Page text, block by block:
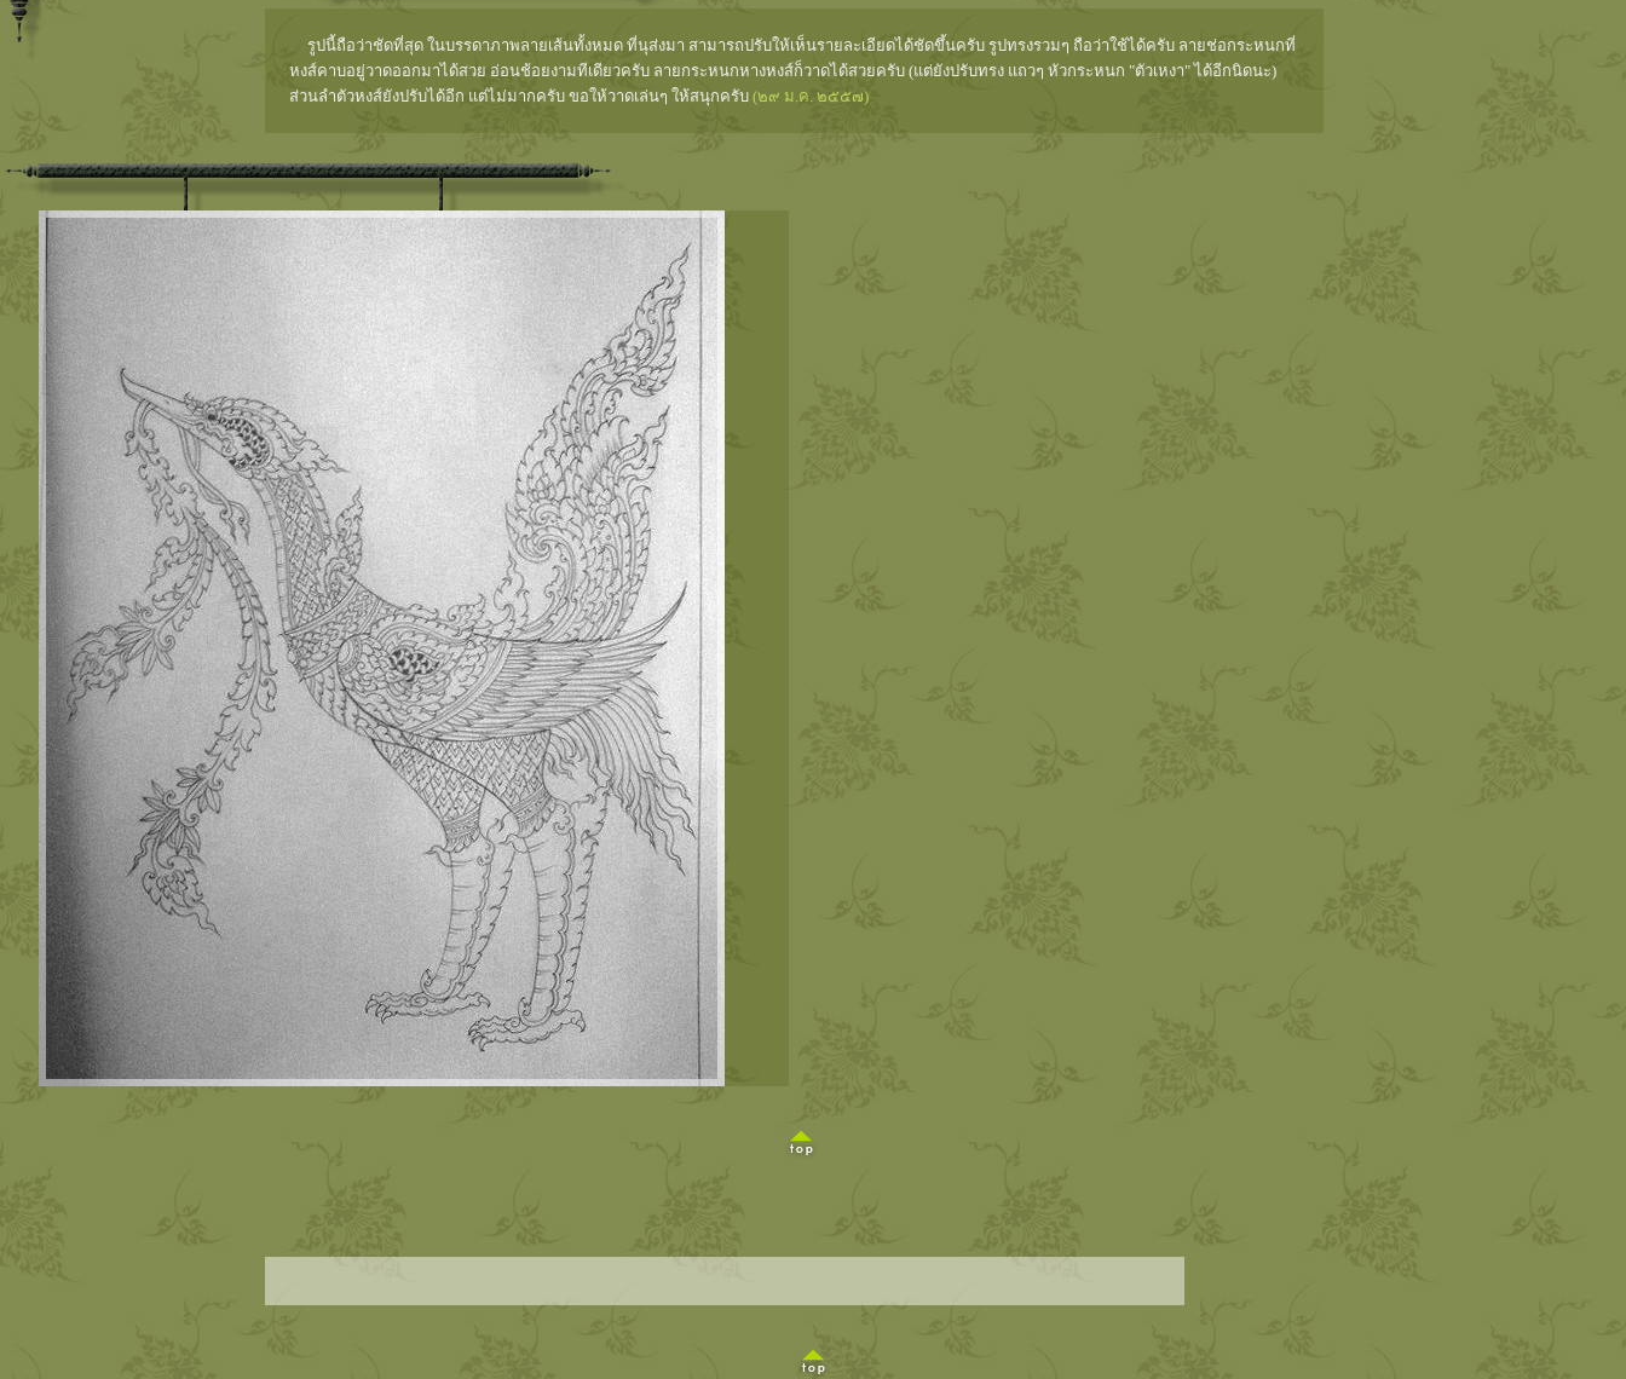
รูปนี้ถือว่าชัดที่สุด ในบรรดาภาพลายเส้นทั้งหมด ที่นุส่งมา สามารถปรับให้เห็นรายละเอียดได้ชัดขึ้นครับ รูปทรงรวมๆ ถือว่าใช้ได้ครับ ลายช่อกระหนกที่
หงส์คาบอยู่วาดออกมาได้สวย อ่อนช้อยงามทีเดียวครับ ลายกระหนกหางหงส์ก็วาดได้สวยครับ (แต่ยังปรับทรง แถวๆ หัวกระหนก "ตัวเหงา" ได้อีกนิดนะ)
ส่วนลำตัวหงส์ยังปรับได้อีก แต่ไม่มากครับ ขอให้วาดเล่นๆ ให้สนุกครับ (๒๙ ม.ค. ๒๕๕๗)